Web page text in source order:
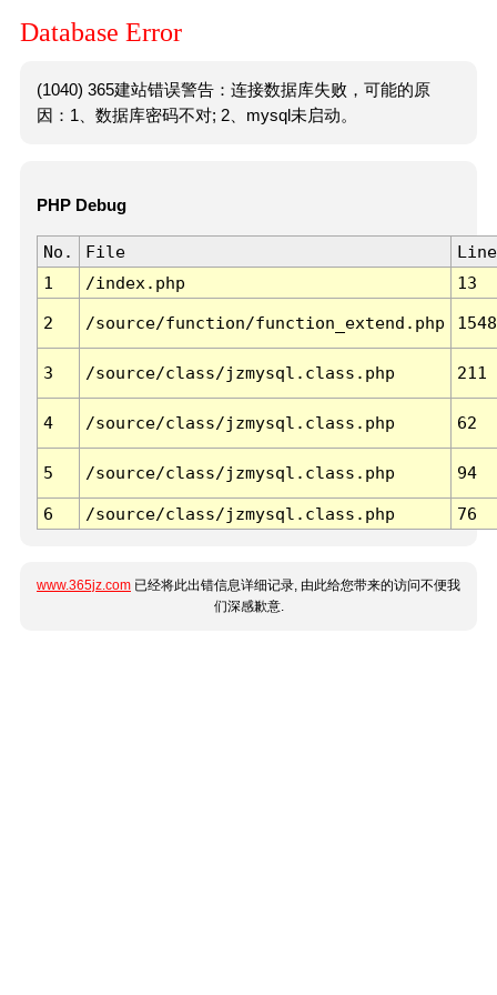
Database Error
(1040) 365建站错误警告：连接数据库失败，可能的原
因：1、数据库密码不对; 2、mysql未启动。
PHP Debug
No. File
Line
1
/index.php 13
2 /source/function/function_extend.php 1548
3 /source/class/jzmysql.class.php 211
4 /source/class/jzmysql.class.php 62
5 /source/class/jzmysql.class.php 94
6 /source/class/jzmysql.class.php 76
www.365jz.com 已经将此出错信息详细记录, 由此给您带来的访问不便我
们深感歉意.